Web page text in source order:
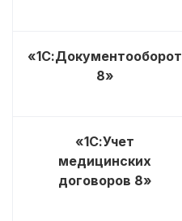
«1С:Документооборот
8»
«1С:Учет
медицинских
договоров 8»